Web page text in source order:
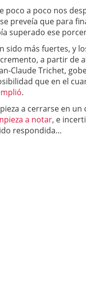
poco a poco nos
preveía que para
superado ese
sido más fuertes, y
a partir de
Claude Trichet,
que en el
.
a cerrarse en un
a notar, e
respondida…